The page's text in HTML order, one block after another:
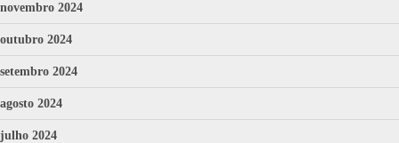
novembro 2024
outubro 2024
setembro 2024
agosto 2024
julho 2024